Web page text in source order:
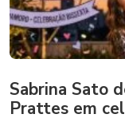
Sabrina Sato
Prattes em